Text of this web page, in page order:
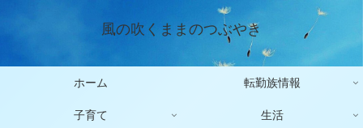
風の吹くままのつぶやき
ホーム 転勤族情報
子育て 生活